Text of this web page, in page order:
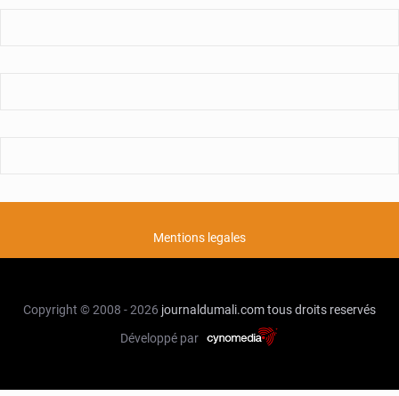
Mentions legales
Copyright © 2008 - 2026 journaldumali.comtous droits reservés
Développé par